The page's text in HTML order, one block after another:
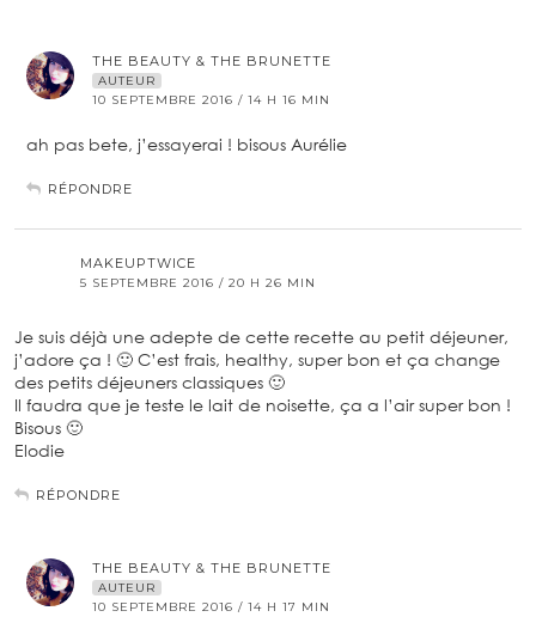
THE BEAUTY & THE BRUNETTE
AUTEUR
10 SEPTEMBRE 2016 / 14 H 16 MIN
ah pas bete, j’essayerai ! bisous Aurélie
RÉPONDRE
MAKEUPTWICE
5 SEPTEMBRE 2016 / 20 H 26 MIN
Je suis déjà une adepte de cette recette au petit déjeuner,
j’adore ça ! 🙂 C’est frais, healthy, super bon et ça change
des petits déjeuners classiques 🙂
Il faudra que je teste le lait de noisette, ça a l’air super bon !
Bisous 🙂
Elodie
RÉPONDRE
THE BEAUTY & THE BRUNETTE
AUTEUR
10 SEPTEMBRE 2016 / 14 H 17 MIN